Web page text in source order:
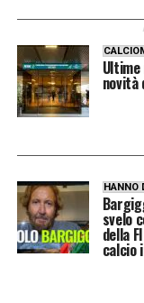
È meschino il
È brutto il
Vattene,
Qui non c’è
LA PLAYLIST
novità
HANNO
svelo
della
calcio